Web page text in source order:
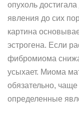
опухоль
явления до сих
картина
эстрогена. Если
фибромиома
усыхает. Миома
обязательно,
определенные